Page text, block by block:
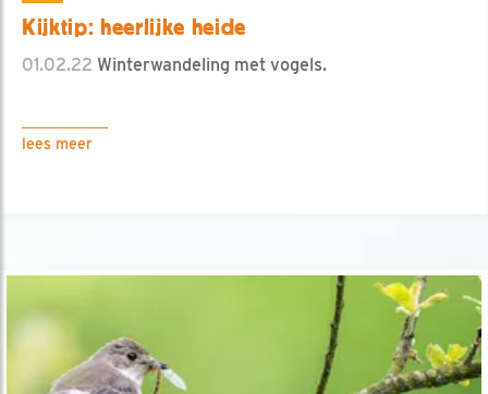
Kijktip: heerlijke heide
01.02.22 Winterwandeling met vogels.
lees meer